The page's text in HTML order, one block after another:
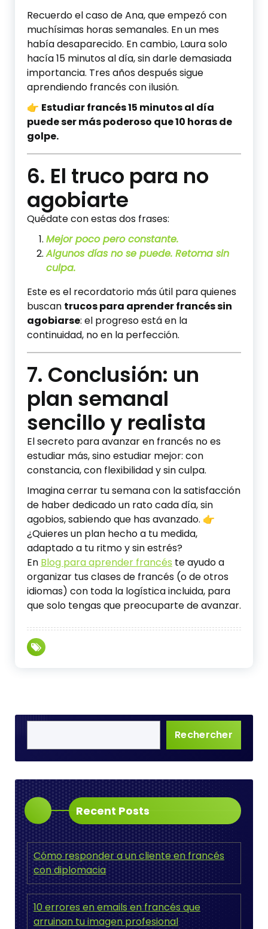
Recuerdo el caso de Ana, que empezó con
muchísimas horas semanales. En un mes
había desaparecido. En cambio, Laura solo
hacía 15 minutos al día, sin darle demasiada
importancia. Tres años después sigue
aprendiendo francés con ilusión.
👉 Estudiar francés 15 minutos al día
puede ser más poderoso que 10 horas de
golpe.
6. El truco para no
agobiarte
Quédate con estas dos frases:
Mejor poco pero constante.
Algunos días no se puede. Retoma sin
culpa.
Este es el recordatorio más útil para quienes
buscan trucos para aprender francés sin
agobiarse: el progreso está en la
continuidad, no en la perfección.
7. Conclusión: un
plan semanal
sencillo y realista
El secreto para avanzar en francés no es
estudiar más, sino estudiar mejor: con
constancia, con flexibilidad y sin culpa.
Imagina cerrar tu semana con la satisfacción
de haber dedicado un rato cada día, sin
agobios, sabiendo que has avanzado. 👉
¿Quieres un plan hecho a tu medida,
adaptado a tu ritmo y sin estrés?
En Blog para aprender francés te ayudo a
organizar tus clases de francés (o de otros
idiomas) con toda la logística incluida, para
que solo tengas que preocuparte de avanzar.
Rechercher
Recent Posts
Cómo responder a un cliente en francés
con diplomacia
10 errores en emails en francés que
arruinan tu imagen profesional